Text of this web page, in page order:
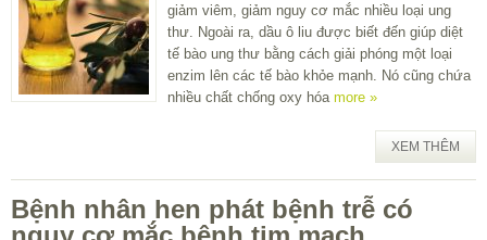
giảm viêm, giảm nguy cơ mắc nhiều loại ung
thư. Ngoài ra, dầu ô liu được biết đến giúp diệt
tế bào ung thư bằng cách giải phóng một loại
enzim lên các tế bào khỏe mạnh. Nó cũng chứa
nhiều chất chống oxy hóa more »
XEM THÊM
Bệnh nhân hen phát bệnh trễ có